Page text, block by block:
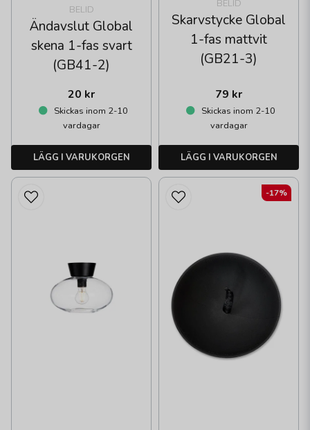
BELID
Ändavslut Global
skena 1-fas svart
(GB41-2)
20 kr
Skickas inom 2-10
vardagar
LÄGG I VARUKORGEN
BELID
Skarvstycke Global
1-fas mattvit
(GB21-3)
79 kr
Skickas inom 2-10
vardagar
LÄGG I VARUKORGEN
-17%